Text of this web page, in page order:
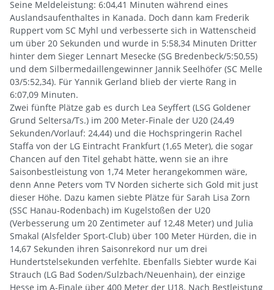
Seine Meldeleistung: 6:04,41 Minuten während eines
Auslandsaufenthaltes in Kanada. Doch dann kam Frederik
Ruppert vom SC Myhl und verbesserte sich in Wattenscheid
um über 20 Sekunden und wurde in 5:58,34 Minuten Dritter
hinter dem Sieger Lennart Mesecke (SG Bredenbeck/5:50,55)
und dem Silbermedaillengewinner Jannik Seelhöfer (SC Melle
03/5:52,34). Für Yannik Gerland blieb der vierte Rang in
6:07,09 Minuten.
Zwei fünfte Plätze gab es durch Lea Seyffert (LSG Goldener
Grund Seltersa/Ts.) im 200 Meter-Finale der U20 (24,49
Sekunden/Vorlauf: 24,44) und die Hochspringerin Rachel
Staffa von der LG Eintracht Frankfurt (1,65 Meter), die sogar
Chancen auf den Titel gehabt hätte, wenn sie an ihre
Saisonbestleistung von 1,74 Meter herangekommen wäre,
denn Anne Peters vom TV Norden sicherte sich Gold mit just
dieser Höhe. Dazu kamen siebte Plätze für Sarah Lisa Zorn
(SSC Hanau-Rodenbach) im Kugelstoßen der U20
(Verbesserung um 20 Zentimeter auf 12,48 Meter) und Julia
Smakal (Alsfelder Sport-Club) über 100 Meter Hürden, die in
14,67 Sekunden ihren Saisonrekord nur um drei
Hundertstelsekunden verfehlte. Ebenfalls Siebter wurde Kai
Strauch (LG Bad Soden/Sulzbach/Neuenhain), der einzige
Hesse im A-Finale über 400 Meter der U18. Nach Bestleistung